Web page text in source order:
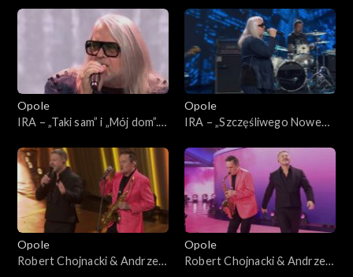
62. KFPP: Koncert
„SuperJedynki”
„SuperJedynki”
Opole
IRA – „Taki sam” i „Mój dom”.
„SuperJedynki”
Opole
IRA – „Szczęśliwego Nowego
„SuperJedynki”
Opole
Robert Chojnacki & Andrzej
Opole
Robert Chojnacki & Andrzej